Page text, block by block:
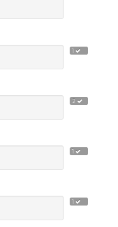
1
2
1
1